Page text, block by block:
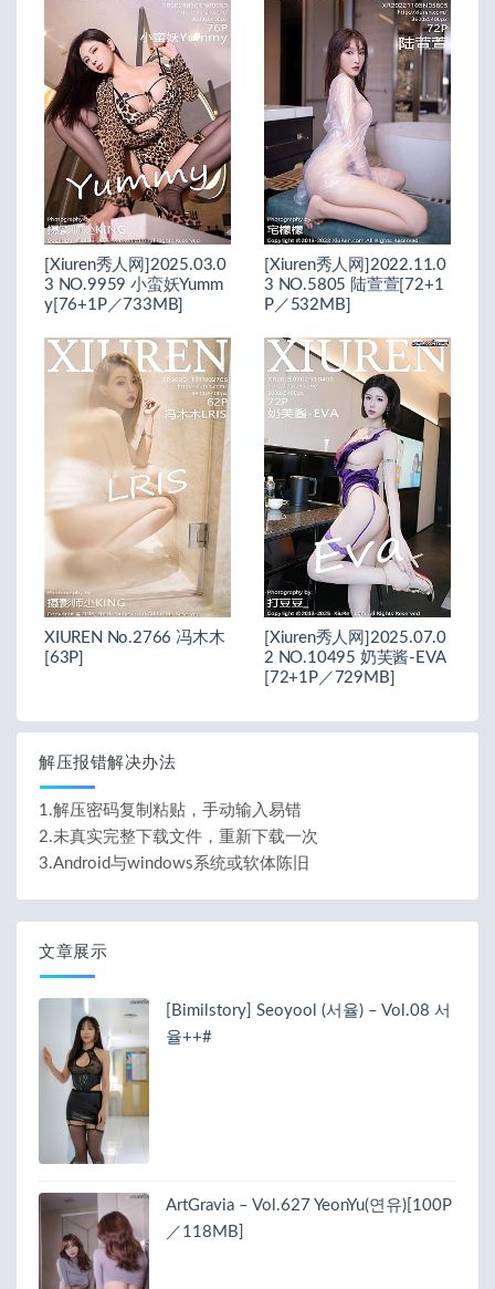
[Xiuren秀人网]2025.03.0
3 NO.9959 小蛮妖Yumm
y[76+1P／733MB]
[Xiuren秀人网]2022.11.0
3 NO.5805 陆萱萱[72+1
P／532MB]
XIUREN No.2766 冯木木
[63P]
[Xiuren秀人网]2025.07.0
2 NO.10495 奶芙酱-EVA
[72+1P／729MB]
解压报错解决办法
1.解压密码复制粘贴，手动输入易错
2.未真实完整下载文件，重新下载一次
3.Android与windows系统或软体陈旧
文章展示
[Bimilstory] Seoyool (서율) – Vol.08 서
율++#
ArtGravia – Vol.627 YeonYu(연유)[100P
／118MB]